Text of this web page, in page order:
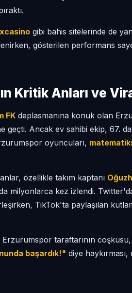
gibi bahis sitelerinde de
gösterilen performans
Kritik Anları ve
FK deplasmanına konuk olan
geçti. Ancak ev sahibi ekip, 67.
oyuncuları,
özellikle takım kaptanı
milyonlarca kez izlendi.
TikTok'ta paylaşılan
taraftarının
başardık!" diye